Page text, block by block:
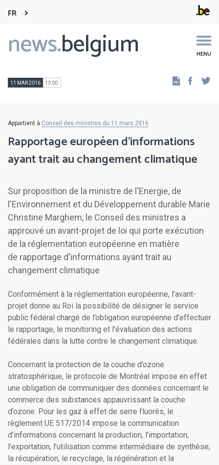
FR
news.belgium MENU
Main
navigation
11 MAR 2016 13:00
Appartient à Conseil des ministres du 11 mars 2016
Rapportage européen d'informations
ayant trait au changement climatique
Sur proposition de la ministre de l'Energie, de
l'Environnement et du Développement durable Marie
Christine Marghem, le Conseil des ministres a
approuvé un avant-projet de loi qui porte exécution
de la réglementation européenne en matière
de rapportage d'informations ayant trait au
changement climatique
Conformément à la réglementation européenne, l’avant-
projet donne au Roi la possibilité de désigner le service
public fédéral chargé de l’obligation européenne d’effectuer
le rapportage, le monitoring et l’évaluation des actions
fédérales dans la lutte contre le changement climatique.
Concernant la protection de la couche d’ozone
stratosphérique, le protocole de Montréal impose en effet
une obligation de communiquer des données concernant le
commerce des substances appauvrissant la couche
d’ozone. Pour les gaz à effet de serre fluorés, le
règlement UE 517/2014 impose la communication
d’informations concernant la production, l’importation,
l’exportation, l’utilisation comme intermédiaire de synthèse,
la récupération, le recyclage, la régénération et la